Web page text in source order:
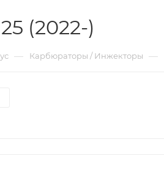
(2022-)
— Карбюраторы / Инжекторы —